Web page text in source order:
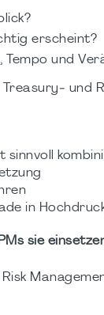
erscheint?
Tempo und
und
sinnvoll
in
sie